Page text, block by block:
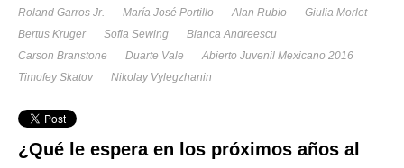
Roland Garros Jr.
María José Portillo Alan Rubio
Giulia Morlet
Bertus Kruger
Sofia Sewing
Bianca Andreescu
Carson Branstone
Duarte Vale
Abierto Juvenil Mexicano 2016
Timofey Skatov
Nikolay Vylegzhanin
¿Qué le espera en los próximos años al